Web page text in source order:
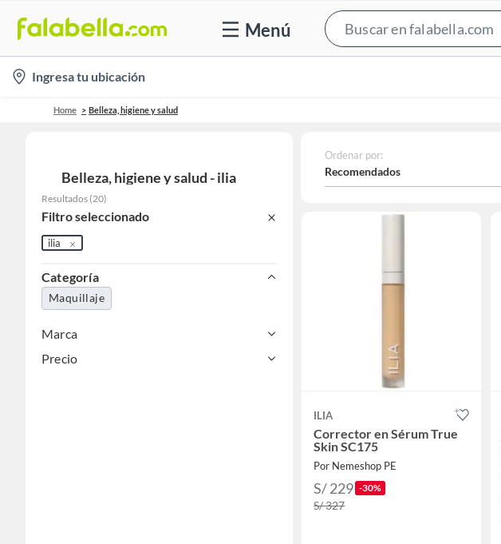
Menú
location-
icon
Ingresa tu ubicación
Home Belleza, higiene y salud
Belleza, higiene y salud - ilia
Resultados (20)
Filtro seleccionado
ilia
Categoría
Maquillaje
Marca
Precio
Ordenar por:
Recomendados
ILIA
Corrector en Sérum True
Skin SC175
Por Nemeshop PE
S/ 229 -30%
S/ 327